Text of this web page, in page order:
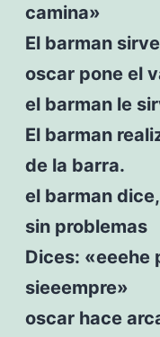
camina»
El barman
oscar pone el
el barman le
El barman
de la barra.
el barman
sin problemas
Dices: «eeehe
sieeempre»
oscar hace